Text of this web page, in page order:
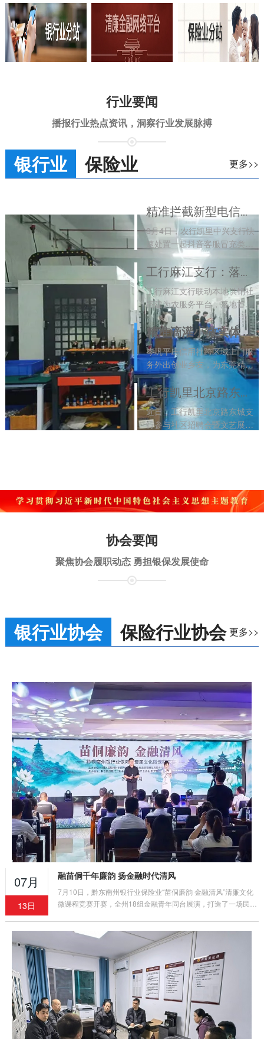
行业要闻
播报行业热点资讯，洞察行业发展脉搏
银行业 更多>>
保险业
精准拦截新型电信诈骗 全力守护群众“钱袋子”
8月4日，农行凯里中兴支行快
速处置一起抖音客服冒充类远
程操控电信诈骗，通过断网、
冻结账户等举措紧急止损，为
老年客户保全12万余元养老
钱，并联动警方取证、开展反
诈...[2026-08-07]
工行麻江支行：落地首笔“银社”联动贷款 跑出助农纾困“加速度”
工行麻江支行联动本地供销社
搭建为农服务平台，落地首笔
银社联动助农贷款，为受灾蓝
莓种植大户快速投放资金、纾
解经营难题。该行持续加大特
色涉农产业信贷投放，赋能乡
村振...[2026-08-06]
精准滴灌小微实体 金融赋能精工智造
岑巩平庄信用社跨区域上门服
务外出创业乡友，为东莞精密
加工企业发放50万元信用贷
款，破解异地融资难题。该社
持续深耕域外金融服务，以普
惠信贷助力小微精工制造发
展。[2026-08-06]
工行凯里北京路东城支行：夏送清凉助就业 金融宣教护民生
近日，工行凯里北京路东城支
行参与社区招聘会暨文艺展演
显大行...[2026-08-05]
协会要闻
聚焦协会履职动态 勇担银保发展使命
银行业协会 更多>>
保险行业协会
07月
13日
融苗侗千年廉韵 扬金融时代清风
7月10日，黔东南州银行业保险业“苗侗廉韵 金融清风”清廉文化
微课程竞赛开赛，全州18组金融青年同台展演，打造了一场民族